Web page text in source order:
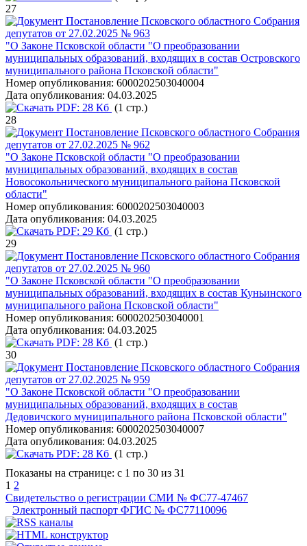
27
Постановление Псковского областного Собрания
депутатов от 27.02.2025 № 963
"О Законе Псковской области "О преобразовании
муниципальных образований, входящих в состав Островского
муниципального района Псковской области"
Номер опубликования: 6000202503040004
Дата опубликования: 04.03.2025
PDF: 28 Кб (1 стр.)
28
Постановление Псковского областного Собрания
депутатов от 27.02.2025 № 962
"О Законе Псковской области "О преобразовании
муниципальных образований, входящих в состав
Новосокольнического муниципального района Псковской
области"
Номер опубликования: 6000202503040003
Дата опубликования: 04.03.2025
PDF: 29 Кб (1 стр.)
29
Постановление Псковского областного Собрания
депутатов от 27.02.2025 № 960
"О Законе Псковской области "О преобразовании
муниципальных образований, входящих в состав Куньинского
муниципального района Псковской области"
Номер опубликования: 6000202503040001
Дата опубликования: 04.03.2025
PDF: 28 Кб (1 стр.)
30
Постановление Псковского областного Собрания
депутатов от 27.02.2025 № 959
"О Законе Псковской области "О преобразовании
муниципальных образований, входящих в состав
Дедовичского муниципального района Псковской области"
Номер опубликования: 6000202503040007
Дата опубликования: 04.03.2025
PDF: 28 Кб (1 стр.)
Показаны на странице: с 1 по 30 из 31
1 2
Свидетельство о регистрации СМИ № ФС77-47467
Электронный паспорт ФГИС № ФС77110096